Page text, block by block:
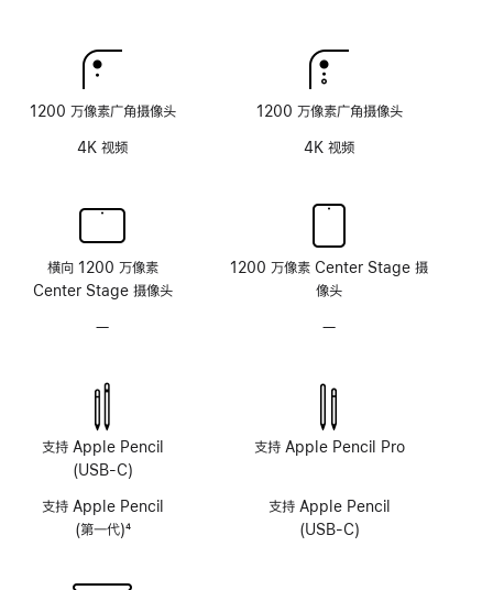
玻
面
1200 万像素广角摄像头
4K 视频
横向 1200 万像素
Center Stage 摄像头
—
像
头
统
支持 Apple Pencil
(USB-C)
支持 Apple Pencil
(第一代)4
玻
面
1200 万像素广角摄像头
4K 视频
1200 万像素 Center Stage 摄
像头
—
像
统
支持 Apple Pencil Pro
支持 Apple Pencil
(USB-C)